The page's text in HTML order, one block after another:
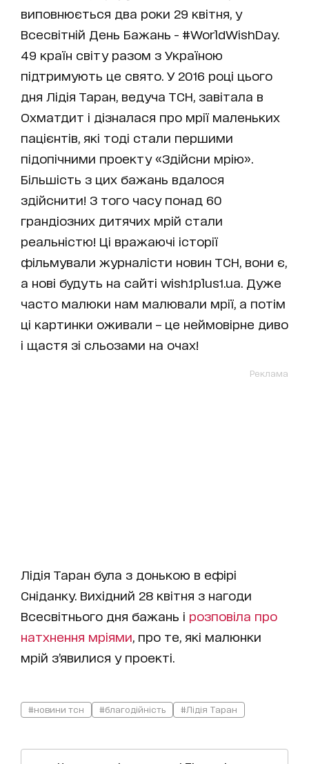
виповнюється два роки 29 квітня, у
Всесвітній День Бажань - #WorldWishDay.
49 країн світу разом з Україною
підтримують це свято. У 2016 році цього
дня Лідія Таран, ведуча ТСН, завітала в
Охматдит і дізналася про мрії маленьких
пацієнтів, які тоді стали першими
підопічними проекту «Здійсни мрію».
Більшість з цих бажань вдалося
здійснити! З того часу понад 60
грандіозних дитячих мрій стали
реальністю! Ці вражаючі історії
фільмували журналісти новин ТСН, вони є,
а нові будуть на сайті wish.1plus1.ua. Дуже
часто малюки нам малювали мрії, а потім
ці картинки оживали – це неймовірне диво
і щастя зі сльозами на очах!
Реклама
Лідія Таран була з донькою в ефірі
Сніданку. Вихідний 28 квітня з нагоди
Всесвітнього дня бажань і розповіла про
натхнення мріями , про те, які малюнки
мрій з’явилися у проекті.
#новини тсн #благодійність #Лідія Таран